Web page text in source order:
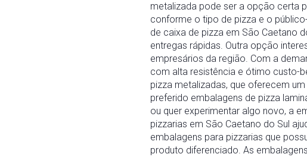
metalizada pode ser a opção certa
conforme o tipo de pizza e o
de caixa de pizza em São Caetano
entregas rápidas. Outra opção
empresários da região. Com a
com alta resistência e ótimo custo-
pizza metalizadas, que oferecem
preferido embalagens de pizza
ou quer experimentar algo novo, a
pizzarias em São Caetano do Sul
embalagens para pizzarias que
produto diferenciado. As